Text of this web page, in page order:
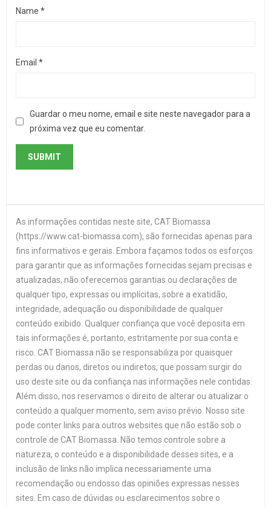
Name *
Email *
Guardar o meu nome, email e site neste navegador para a
próxima vez que eu comentar.
As informações contidas neste site, CAT Biomassa
(https://www.cat-biomassa.com), são fornecidas apenas para
fins informativos e gerais. Embora façamos todos os esforços
para garantir que as informações fornecidas sejam precisas e
atualizadas, não oferecemos garantias ou declarações de
qualquer tipo, expressas ou implícitas, sobre a exatidão,
integridade, adequação ou disponibilidade de qualquer
conteúdo exibido. Qualquer confiança que você deposita em
tais informações é, portanto, estritamente por sua conta e
risco. CAT Biomassa não se responsabiliza por quaisquer
perdas ou danos, diretos ou indiretos, que possam surgir do
uso deste site ou da confiança nas informações nele contidas.
Além disso, nos reservamos o direito de alterar ou atualizar o
conteúdo a qualquer momento, sem aviso prévio. Nosso site
pode conter links para outros websites que não estão sob o
controle de CAT Biomassa. Não temos controle sobre a
natureza, o conteúdo e a disponibilidade desses sites, e a
inclusão de links não implica necessariamente uma
recomendação ou endosso das opiniões expressas nesses
sites. Em caso de dúvidas ou esclarecimentos sobre o